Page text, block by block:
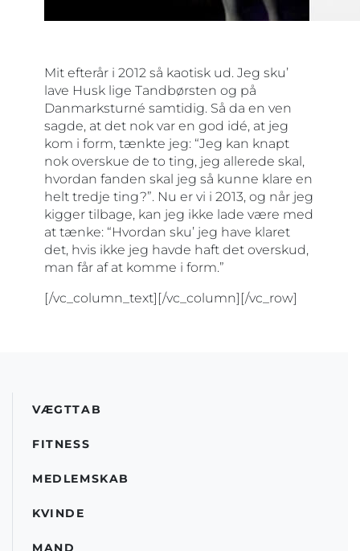
Mit efterår i 2012 så kaotisk ud. Jeg sku’
lave Husk lige Tandbørsten og på
Danmarksturné samtidig. Så da en ven
sagde, at det nok var en god idé, at jeg
kom i form, tænkte jeg: “Jeg kan knapt
nok overskue de to ting, jeg allerede skal,
hvordan fanden skal jeg så kunne klare en
helt tredje ting?”. Nu er vi i 2013, og når jeg
kigger tilbage, kan jeg ikke lade være med
at tænke: “Hvordan sku’ jeg have klaret
det, hvis ikke jeg havde haft det overskud,
man får af at komme i form.”
[/vc_column_text][/vc_column][/vc_row]
VÆGTTAB
FITNESS
MEDLEMSKAB
KVINDE
MAND